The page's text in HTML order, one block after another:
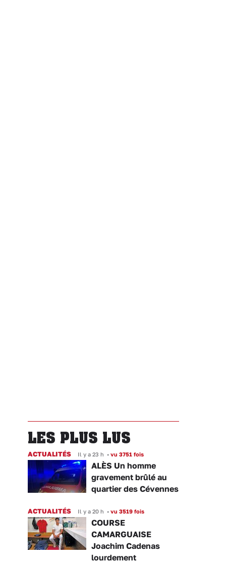
LES PLUS LUS
ACTUALITÉS Il y a 23 h • vu 3751 fois
ALÈS Un homme
gravement brûlé au
quartier des Cévennes
ACTUALITÉS Il y a 20 h • vu 3519 fois
COURSE
CAMARGUAISE
Joachim Cadenas
lourdement